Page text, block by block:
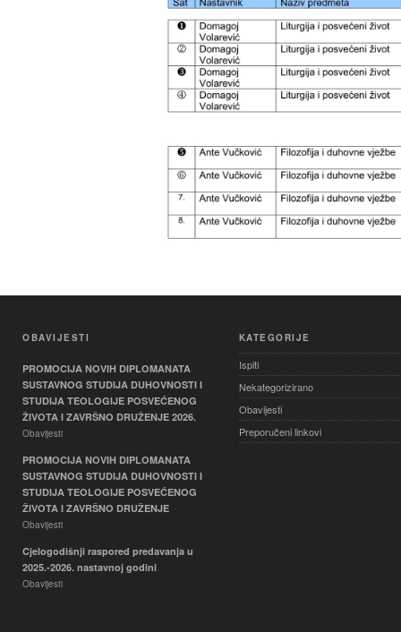
OBAVIJESTI
PROMOCIJA NOVIH DIPLOMANATA
SUSTAVNOG STUDIJA DUHOVNOSTI I
STUDIJA TEOLOGIJE POSVEĆENOG
ŽIVOTA I ZAVRŠNO DRUŽENJE 2026.
Obavijesti
PROMOCIJA NOVIH DIPLOMANATA
SUSTAVNOG STUDIJA DUHOVNOSTI I
STUDIJA TEOLOGIJE POSVEĆENOG
ŽIVOTA I ZAVRŠNO DRUŽENJE
Obavijesti
Cjelogodišnji raspored predavanja u
2025.-2026. nastavnoj godini
Obavijesti
KATEGORIJE
Ispiti
Nekategorizirano
Obavijesti
Preporučeni linkovi